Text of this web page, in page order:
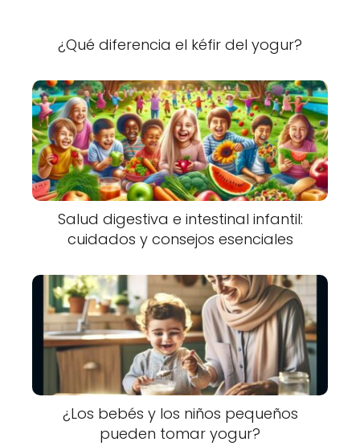
¿Qué diferencia el kéfir del yogur?
Salud digestiva e intestinal infantil:
cuidados y consejos esenciales
¿Los bebés y los niños pequeños
pueden tomar yogur?